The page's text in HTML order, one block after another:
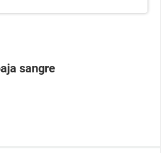
sangre